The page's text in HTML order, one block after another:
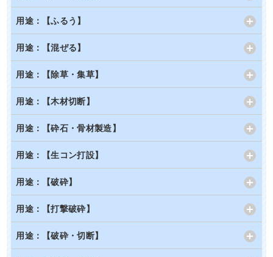
用途：【ふるう】
用途：【混ぜる】
用途：【除草・集草】
用途：【木材切断】
用途：【砕石・骨材製造】
用途：【生コン打設】
用途：【破砕】
用途：【打撃破砕】
用途：【破砕・切断】